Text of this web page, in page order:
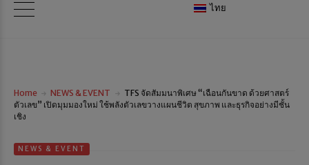
ไทย
Home NEWS & EVENT
TFS จัดสัมมนาพิเศษ “เฉือนกันขาด ด้วยศาสตร์
ตัวเลข” เปิดมุมมองใหม่ ใช้พลังตัวเลขวางแผนชีวิต สุขภาพ และธุรกิจอย่างมีชั้น
เชิง
NEWS & EVENT